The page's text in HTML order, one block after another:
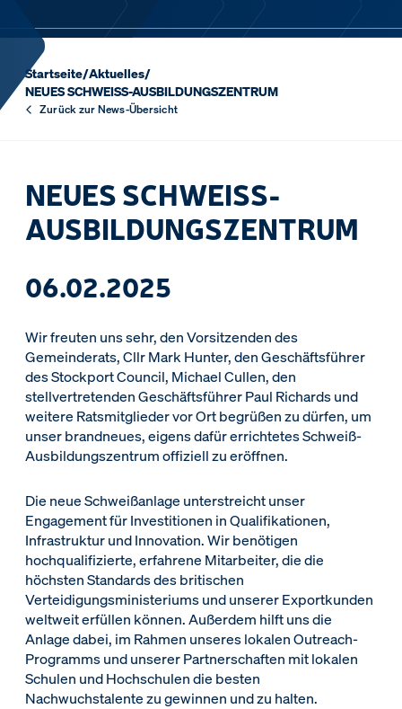
Startseite/Aktuelles/
NEUES SCHWEISS-AUSBILDUNGSZENTRUM
Zurück zur News-Übersicht
NEUES SCHWEISS-
AUSBILDUNGSZENTRUM
06.02.2025
Wir freuten uns sehr, den Vorsitzenden des
Gemeinderats, Cllr Mark Hunter, den Geschäftsführer
des Stockport Council, Michael Cullen, den
stellvertretenden Geschäftsführer Paul Richards und
weitere Ratsmitglieder vor Ort begrüßen zu dürfen, um
unser brandneues, eigens dafür errichtetes Schweiß-
Ausbildungszentrum offiziell zu eröffnen.
Die neue Schweißanlage unterstreicht unser
Engagement für Investitionen in Qualifikationen,
Infrastruktur und Innovation. Wir benötigen
hochqualifizierte, erfahrene Mitarbeiter, die die
höchsten Standards des britischen
Verteidigungsministeriums und unserer Exportkunden
weltweit erfüllen können. Außerdem hilft uns die
Anlage dabei, im Rahmen unseres lokalen Outreach-
Programms und unserer Partnerschaften mit lokalen
Schulen und Hochschulen die besten
Nachwuchstalente zu gewinnen und zu halten.